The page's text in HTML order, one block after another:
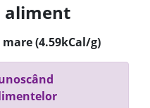
(4.59kCal/g)